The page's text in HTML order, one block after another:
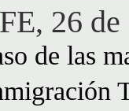
26
de las